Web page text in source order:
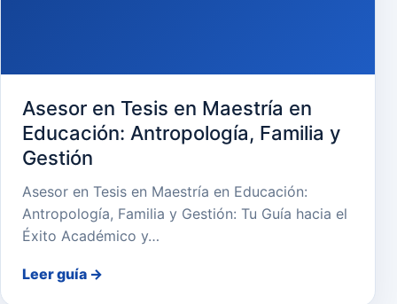
Asesor en Tesis en Maestría en
Educación: Antropología, Familia y
Gestión
Asesor en Tesis en Maestría en Educación:
Antropología, Familia y Gestión: Tu Guía hacia el
Éxito Académico y…
Leer guía →